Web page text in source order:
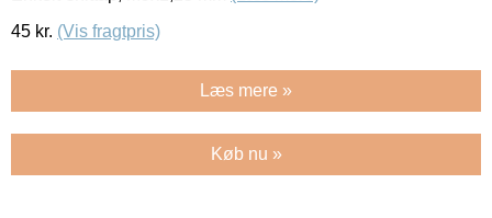
45 kr. (Vis fragtpris)
Læs mere »
Køb nu »